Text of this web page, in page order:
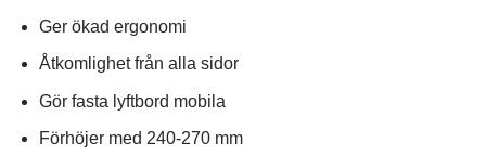
Ger ökad ergonomi
Åtkomlighet från alla sidor
Gör fasta lyftbord mobila
Förhöjer med 240-270 mm